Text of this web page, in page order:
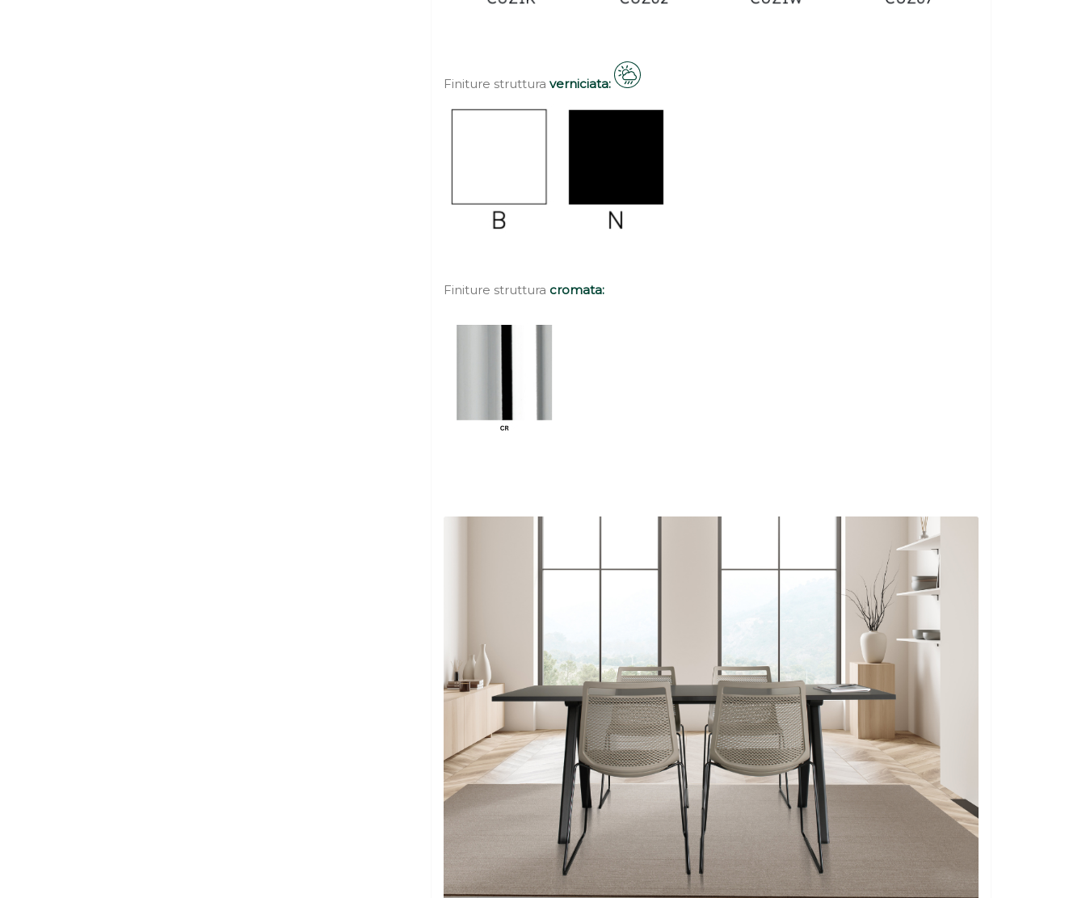
Finiture struttura verniciata:
Finiture struttura cromata: